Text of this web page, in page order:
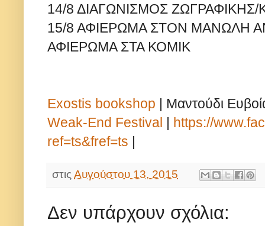
14/8 ΔΙΑΓΩΝΙΣΜΟΣ ΖΩΓΡΑΦΙΚΗΣ/
15/8 ΑΦΙΕΡΩΜΑ ΣΤΟΝ ΜΑΝΩΛΗ
ΑΦΙΕΡΩΜΑ ΣΤΑ ΚΟΜΙΚ
Exostis bookshop | Μαντούδι
Weak-End Festival | https://
ref=ts&fref=ts |
στις Αυγούστου 13, 2015
Δεν υπάρχουν σχόλια: